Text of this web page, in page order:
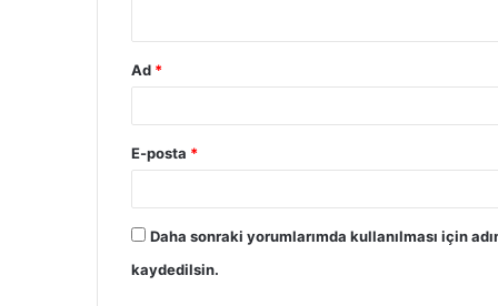
Ad *
E-posta *
Daha sonraki yorumlarımda kullanılması için
kaydedilsin.